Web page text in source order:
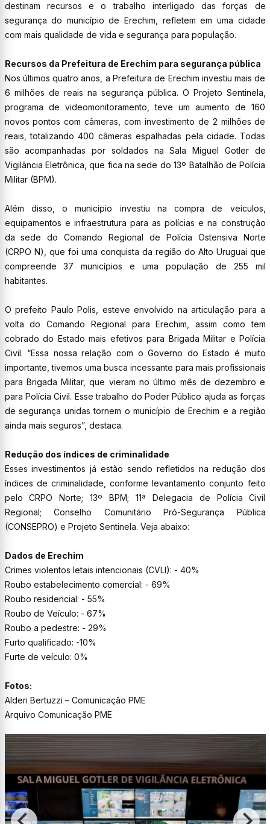
destinam recursos e o trabalho interligado das forças de
segurança do município de Erechim, refletem em uma cidade
com mais qualidade de vida e segurança para população.
Recursos da Prefeitura de Erechim para segurança pública
Nos últimos quatro anos, a Prefeitura de Erechim investiu mais de
6 milhões de reais na segurança pública. O Projeto Sentinela,
programa de videomonitoramento, teve um aumento de 160
novos pontos com câmeras, com investimento de 2 milhões de
reais, totalizando 400 câmeras espalhadas pela cidade. Todas
são acompanhadas por soldados na Sala Miguel Gotler de
Vigilância Eletrônica, que fica na sede do 13º Batalhão de Polícia
Militar (BPM).
Além disso, o município investiu na compra de veículos,
equipamentos e infraestrutura para as polícias e na construção
da sede do Comando Regional de Polícia Ostensiva Norte
(CRPO N), que foi uma conquista da região do Alto Uruguai que
compreende 37 municípios e uma população de 255 mil
habitantes.
O prefeito Paulo Polis, esteve envolvido na articulação para a
volta do Comando Regional para Erechim, assim como tem
cobrado do Estado mais efetivos para Brigada Militar e Polícia
Civil. “Essa nossa relação com o Governo do Estado é muito
importante, tivemos uma busca incessante para mais profissionais
para Brigada Militar, que vieram no último mês de dezembro e
para Polícia Civil. Esse trabalho do Poder Público ajuda as forças
de segurança unidas tornem o município de Erechim e a região
ainda mais seguros”, destaca.
Redução dos índices de criminalidade
Esses investimentos já estão sendo refletidos na redução dos
índices de criminalidade, conforme levantamento conjunto feito
pelo CRPO Norte; 13º BPM; 11ª Delegacia de Polícia Civil
Regional; Conselho Comunitário Pró-Segurança Pública
(CONSEPRO) e Projeto Sentinela. Veja abaixo:
Dados de Erechim
Crimes violentos letais intencionais (CVLI): - 40%
Roubo estabelecimento comercial: - 69%
Roubo residencial: - 55%
Roubo de Veículo: - 67%
Roubo a pedestre: - 29%
Furto qualificado: -10%
Furte de veículo: 0%
Fotos:
Alderi Bertuzzi – Comunicação PME
Arquivo Comunicação PME